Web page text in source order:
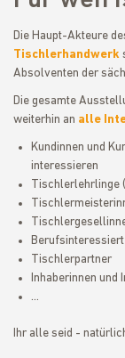
Die Haupt-Akteure
Tischlerhandwerk
Absolventen der
Die gesamte
weiterhin an alle
Kundinnen und
interessieren
Tischlerlehrlinge
Tischlerpartner
Inhaberinnen und
...
Ihr alle seid -